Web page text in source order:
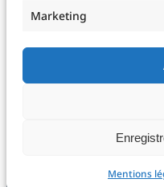
Marketing
Mentions
Télé-expertise
Enseignements post-
Nous rejoindre